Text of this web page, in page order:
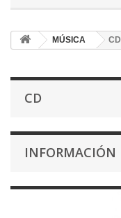
MÚSICA CD
CD
INFORMACIÓN